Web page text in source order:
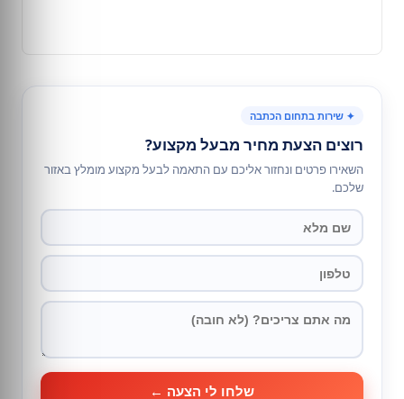
✦ שירות בתחום הכתבה
רוצים הצעת מחיר מבעל מקצוע?
השאירו פרטים ונחזור אליכם עם התאמה לבעל מקצוע מומלץ באזור
שלכם.
שלחו לי הצעה ←